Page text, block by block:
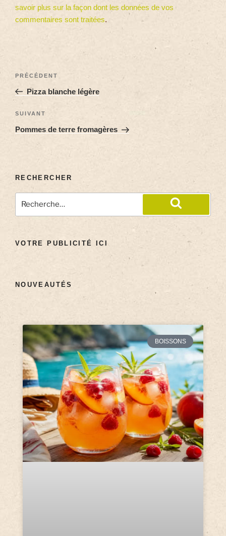
savoir plus sur la façon dont les données de vos
commentaires sont traitées.
PRÉCÉDENT
Pizza blanche légère
SUIVANT
Pommes de terre fromagères
RECHERCHER
VOTRE PUBLICITÉ ICI
NOUVEAUTÉS
BOISSONS